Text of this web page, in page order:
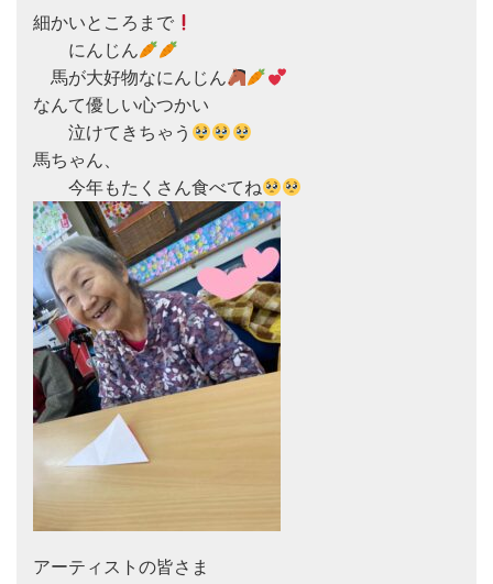
細かいところまで
にんじん
馬が大好物なにんじん
なんて優しい心つかい
泣けてきちゃう
馬ちゃん、
今年もたくさん食べてね
アーティストの皆さま